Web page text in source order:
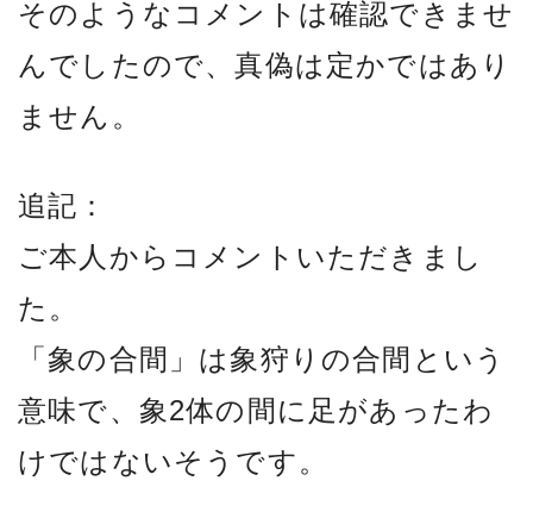
そのようなコメントは確認できませ
んでしたので、真偽は定かではあり
ません。
追記：
ご本人からコメントいただきまし
た。
「象の合間」は象狩りの合間という
意味で、象2体の間に足があったわ
けではないそうです。